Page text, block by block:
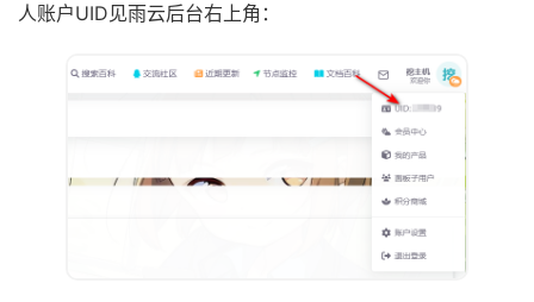
人账户UID见雨云后台右上角：